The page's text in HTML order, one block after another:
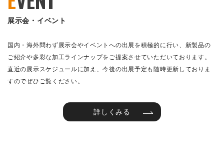
展示会・イベント
国内・海外問わず展示会やイベントへの出展を積極的に行い、新製品の
ご紹介や多彩な加工ラインナップをご提案させていただいております。
直近の展示スケジュールに加え、今後の出展予定も随時更新しておりま
すのでぜひご覧ください。
詳しくみる